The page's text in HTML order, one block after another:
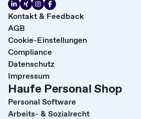
Kontakt & Feedback
AGB
Cookie-Einstellungen
Compliance
Datenschutz
Impressum
Haufe Personal Shop
Personal Software
Arbeits- & Sozialrecht